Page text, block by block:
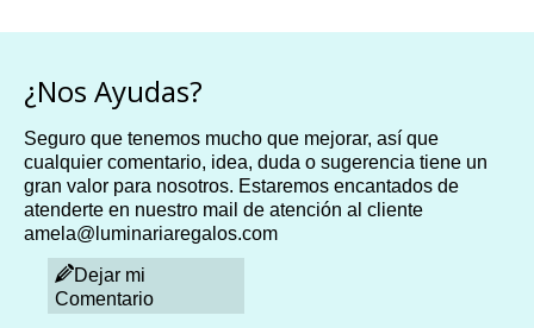
¿Nos Ayudas?
Seguro que tenemos mucho que mejorar, así que
cualquier comentario, idea, duda o sugerencia tiene un
gran valor para nosotros. Estaremos encantados de
atenderte en nuestro mail de atención al cliente
amela@luminariaregalos.com
Dejar mi
Comentario